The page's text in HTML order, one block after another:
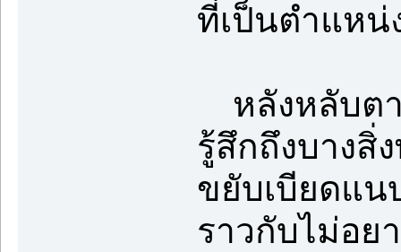
ที่เป็นตำแหน่
หลังหลับตา
รู้สึกถึงบางสิ่
ขยับเบียดแน
ราวกับไม่อย